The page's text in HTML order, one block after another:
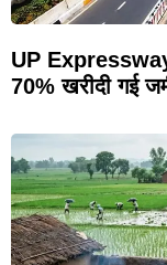
UP
70% खरीदी गई